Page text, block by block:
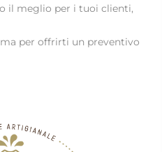
il meglio per i tuoi clienti,
per offrirti un preventivo